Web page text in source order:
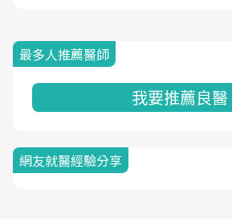
最多人推薦醫師
我要推薦良醫
網友就醫經驗分享